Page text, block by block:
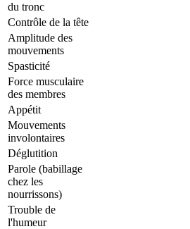
du tronc
Contrôle de la tête
Amplitude des
mouvements
Spasticité
Force musculaire
des membres
Appétit
Mouvements
involontaires
Déglutition
Parole (babillage
chez les
nourrissons)
Trouble de
l'humeur